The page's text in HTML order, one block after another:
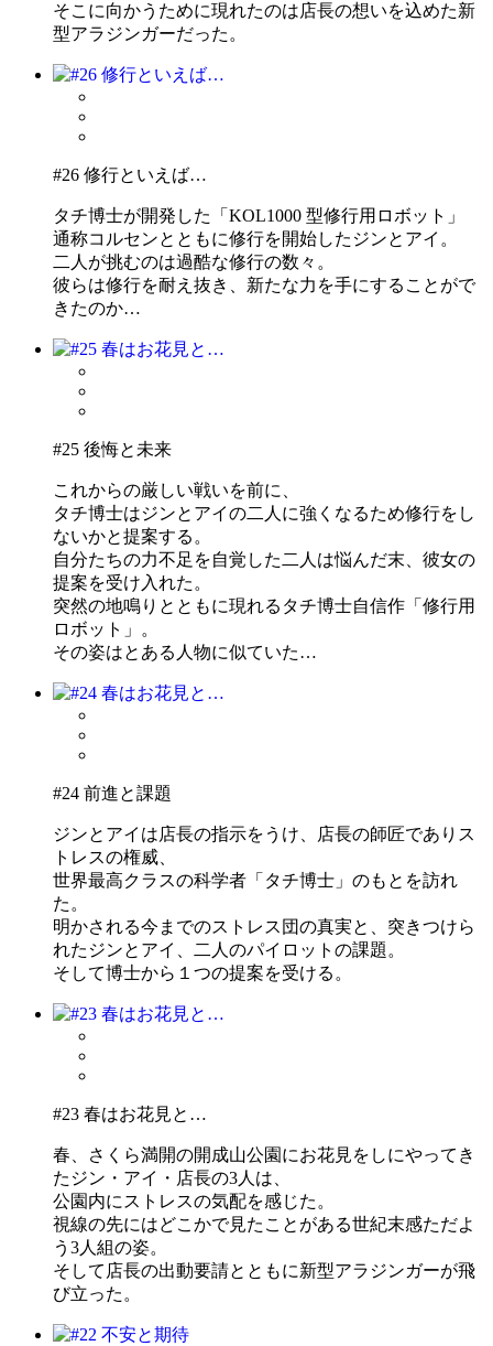
そこに向かうために現れたのは店長の想いを込めた新
型アラジンガーだった。
#26 修行といえば…
タチ博士が開発した「KOL1000 型修行用ロボット」
通称コルセンとともに修行を開始したジンとアイ。
二人が挑むのは過酷な修行の数々。
彼らは修行を耐え抜き、新たな力を手にすることがで
きたのか…
#25 後悔と未来
これからの厳しい戦いを前に、
タチ博士はジンとアイの二人に強くなるため修行をし
ないかと提案する。
自分たちの力不足を自覚した二人は悩んだ末、彼女の
提案を受け入れた。
突然の地鳴りとともに現れるタチ博士自信作「修行用
ロボット」。
その姿はとある人物に似ていた…
#24 前進と課題
ジンとアイは店長の指示をうけ、店長の師匠でありス
トレスの権威、
世界最高クラスの科学者「タチ博士」のもとを訪れ
た。
明かされる今までのストレス団の真実と、突きつけら
れたジンとアイ、二人のパイロットの課題。
そして博士から１つの提案を受ける。
#23 春はお花見と…
春、さくら満開の開成山公園にお花見をしにやってき
たジン・アイ・店長の3人は、
公園内にストレスの気配を感じた。
視線の先にはどこかで見たことがある世紀末感ただよ
う3人組の姿。
そして店長の出動要請とともに新型アラジンガーが飛
び立った。